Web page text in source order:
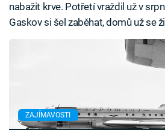
nabažit krve. Potřetí vraždil už v
Gaskov si šel zaběhat, domů už se
ZAJÍMAVOSTI